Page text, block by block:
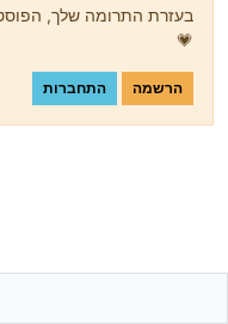
בעזרת התרומה שלך, הפוסט
💗
הרשמה התחברות